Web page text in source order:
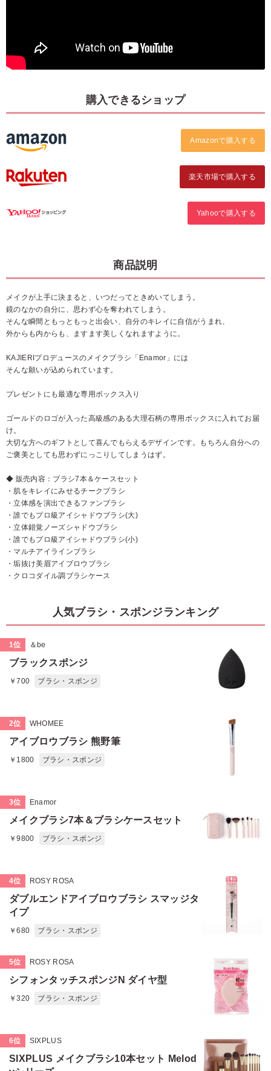
購入できるショップ
Amazonで購入する
楽天市場で購入する
Yahooで購入する
商品説明
メイクが上手に決まると、いつだってときめいてしまう。
鏡のなかの自分に、思わず心を奪われてしまう。
そんな瞬間ともっともっと出会い、自分のキレイに自信がうまれ、
外からも内からも、ますます美しくなれますように。
KAJIERIプロデュースのメイクブラシ「Enamor」には
そんな願いが込められています。
プレゼントにも最適な専用ボックス入り
ゴールドのロゴが入った高級感のある大理石柄の専用ボックスに入れてお届
け。
大切な方へのギフトとして喜んでもらえるデザインです。もちろん自分への
ご褒美としても思わずにっこりしてしまうはず。
◆ 販売内容：ブラシ7本＆ケースセット
・肌をキレイにみせるチークブラシ
・立体感を演出できるファンブラシ
・誰でもプロ級アイシャドウブラシ(大)
・立体錯覚ノーズシャドウブラシ
・誰でもプロ級アイシャドウブラシ(小)
・マルチアイラインブラシ
・垢抜け美眉アイブロウブラシ
・クロコダイル調ブラシケース
人気ブラシ・スポンジランキング
1位 ＆be
ブラックスポンジ
￥700 ブラシ・スポンジ
2位 WHOMEE
アイブロウブラシ 熊野筆
￥1800 ブラシ・スポンジ
3位 Enamor
メイクブラシ7本＆ブラシケースセット
￥9800 ブラシ・スポンジ
4位 ROSY ROSA
ダブルエンドアイブロウブラシ スマッジタ
イプ
￥680 ブラシ・スポンジ
5位 ROSY ROSA
シフォンタッチスポンジN ダイヤ型
￥320 ブラシ・スポンジ
6位 SIXPLUS
SIXPLUS メイクブラシ10本セット Melod